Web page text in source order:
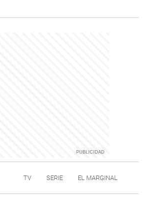
TV SERIE EL MARGINAL